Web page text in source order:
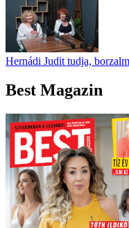
Hernádi Judit tudja,
Best Magazin